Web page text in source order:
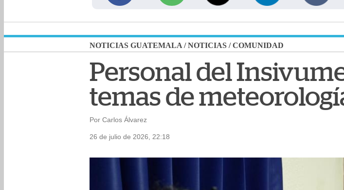
NOTICIAS GUATEMALA /NOTICIAS /COMUNIDAD
Personal del
temas de
Por Carlos Álvarez
26 de julio de 2026, 22:18